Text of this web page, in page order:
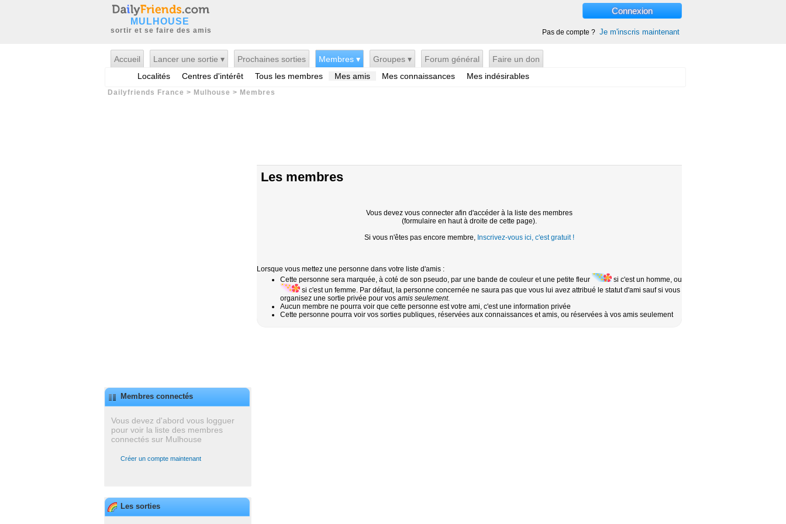
MULHOUSE
sortir et se faire des amis
Connexion
Pas de compte ? Je m'inscris maintenant
Accueil Lancer une sortie ▾ Prochaines sorties
Membres ▾
Localités
Centres d'intérêt Tous les membres Mes amis Mes connaissances Mes indésirables
Groupes ▾ Forum général Faire un don
Dailyfriends France > Mulhouse > Membres
Membres connectés
Vous devez d'abord vous logguer
pour voir la liste des membres
connectés sur Mulhouse
Créer un compte maintenant
Les sorties
Les membres
Vous devez vous connecter afin d'accéder à la liste des membres
(formulaire en haut à droite de cette page).
Si vous n'êtes pas encore membre, Inscrivez-vous ici, c'est gratuit !
Lorsque vous mettez une personne dans votre liste d'amis :
Cette personne sera marquée, à coté de son pseudo, par une bande de couleur et une petite fleur
si c'est un homme, ou
si c'est un femme. Par défaut, la personne concernée ne saura pas que vous lui avez attribué le statut d'ami sauf si vous
organisez une sortie privée pour vos amis seulement.
Aucun membre ne pourra voir que cette personne est votre ami, c'est une information privée
Cette personne pourra voir vos sorties publiques, réservées aux connaissances et amis, ou réservées à vos amis seulement